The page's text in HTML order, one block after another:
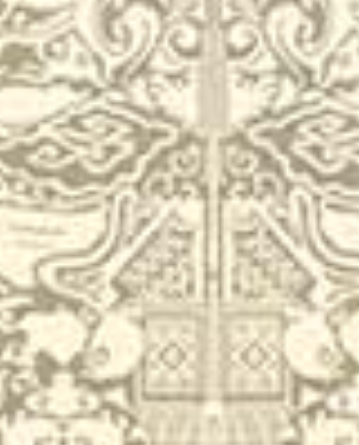
Nyawiji Ing Katresnan
Yuni & Hendro
28 September 2025